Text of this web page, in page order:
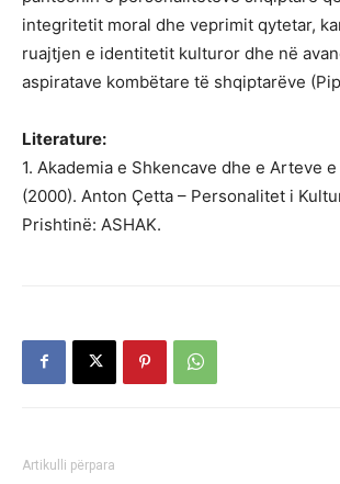
integritetit moral dhe veprimit qytetar,
ruajtjen e identitetit kulturor dhe në
aspiratave kombëtare të shqiptarëve
Literature:
1. Akademia e Shkencave dhe e Arteve
(2000). Anton Çetta – Personalitet i
Prishtinë: ASHAK.
Artikulli përpara